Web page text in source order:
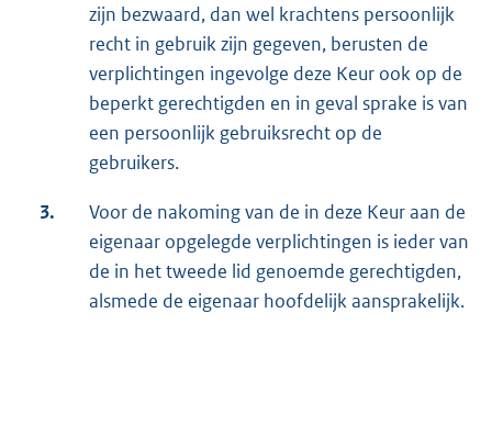
zijn bezwaard, dan wel krachtens persoonlijk
recht in gebruik zijn gegeven, berusten de
verplichtingen ingevolge deze Keur ook op de
beperkt gerechtigden en in geval sprake is van
een persoonlijk gebruiksrecht op de
gebruikers.
3.
Voor de nakoming van de in deze Keur aan de
eigenaar opgelegde verplichtingen is ieder van
de in het tweede lid genoemde gerechtigden,
alsmede de eigenaar hoofdelijk aansprakelijk.